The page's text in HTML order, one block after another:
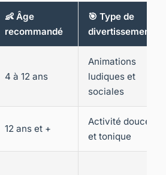
👶 Âge
recommandé
🎯 Type de
divertissement
4 à 12 ans
Animations
ludiques et
sociales
12 ans et +
Activité douce
et tonique